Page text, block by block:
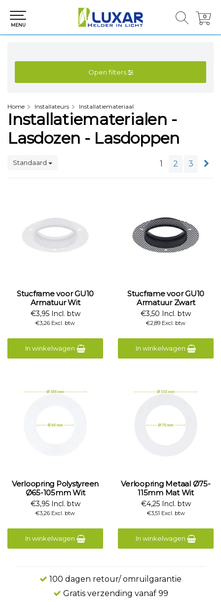
0
0
MENU
Open filters
Home Installateurs Installatiemateriaal
Installatiematerialen -
Lasdozen - Lasdoppen
Standaard 1 2 3
Stucframe voor GU10
Armatuur Wit
€3,95 Incl. btw
€3,26 Excl. btw
In winkelwagen
Stucframe voor GU10
Armatuur Zwart
€3,50 Incl. btw
€2,89 Excl. btw
In winkelwagen
Verloopring Polystyreen
Ø65-105mm Wit
€3,95 Incl. btw
€3,26 Excl. btw
In winkelwagen
Verloopring Metaal Ø75-
115mm Mat Wit
€4,25 Incl. btw
€3,51 Excl. btw
In winkelwagen
100 dagen retour/ omruilgarantie
Gratis verzending vanaf 99